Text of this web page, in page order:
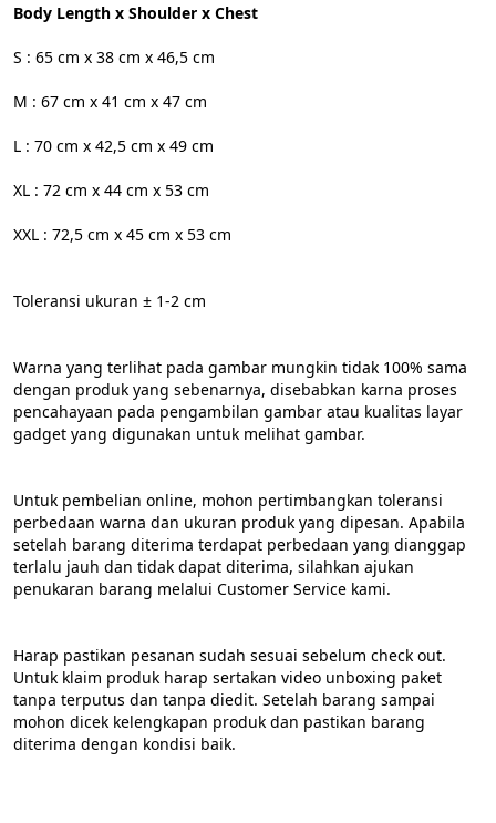
Body Length x Shoulder x Chest
S : 65 cm x 38 cm x 46,5 cm
M : 67 cm x 41 cm x 47 cm
L : 70 cm x 42,5 cm x 49 cm
XL : 72 cm x 44 cm x 53 cm
XXL : 72,5 cm x 45 cm x 53 cm
Toleransi ukuran ± 1-2 cm
Warna yang terlihat pada gambar mungkin tidak 100% sama
dengan produk yang sebenarnya, disebabkan karna proses
pencahayaan pada pengambilan gambar atau kualitas layar
gadget yang digunakan untuk melihat gambar.
Untuk pembelian online, mohon pertimbangkan toleransi
perbedaan warna dan ukuran produk yang dipesan. Apabila
setelah barang diterima terdapat perbedaan yang dianggap
terlalu jauh dan tidak dapat diterima, silahkan ajukan
penukaran barang melalui Customer Service kami.
Harap pastikan pesanan sudah sesuai sebelum check out.
Untuk klaim produk harap sertakan video unboxing paket
tanpa terputus dan tanpa diedit. Setelah barang sampai
mohon dicek kelengkapan produk dan pastikan barang
diterima dengan kondisi baik.